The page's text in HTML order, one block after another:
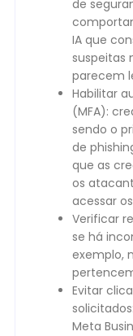
de
IA que
suspeitas
parecem
Habilitar
(MFA):
sendo o
de
que as
os
acessar
Verificar
se há
exemplo,
Evitar
Meta